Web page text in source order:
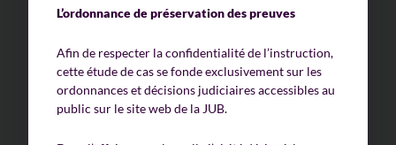
L’ordonnance de préservation des preuves
Afin de respecter la confidentialité de l’instruction,
cette étude de cas se fonde exclusivement sur les
ordonnances et décisions judiciaires accessibles au
public sur le site web de la JUB.